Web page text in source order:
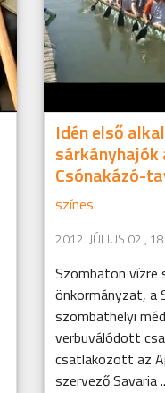
Idén első
Csónakázó-
színes
2012. JÚLIUS 02.,
Szombaton
önkormányzat, a
szombathelyi
verbuválódott
csatlakozott az
szervező Savaria